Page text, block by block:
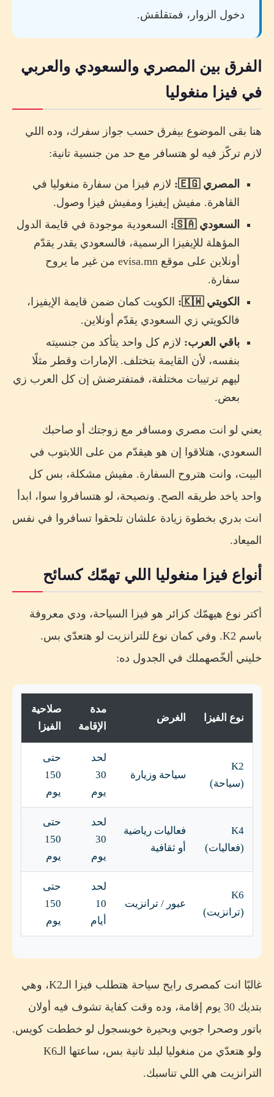
دخول الزوار، فمتقلقش.
الفرق بين المصري والسعودي والعربي
في فيزا منغوليا
هنا بقى الموضوع بيفرق حسب جواز سفرك، وده اللي
لازم تركّز فيه لو هتسافر مع حد من جنسية تانية:
المصري 🇪🇬:
لازم فيزا من سفارة منغوليا في
القاهرة. مفيش إيفيزا ومفيش فيزا وصول.
السعودي 🇸🇦:
السعودية موجودة في قايمة الدول
المؤهلة للإيفيزا الرسمية، فالسعودي يقدر يقدّم
أونلاين على موقع evisa.mn من غير ما يروح
سفارة.
الكويتي 🇰🇼:
الكويت كمان ضمن قايمة الإيفيزا،
فالكويتي زي السعودي يقدّم أونلاين.
باقي العرب: لازم كل واحد يتأكد من جنسيته
بنفسه، لأن القايمة بتختلف. الإمارات وقطر مثلًا
ليهم ترتيبات مختلفة، فمتفترضش إن كل العرب زي
بعض.
يعني لو انت مصري ومسافر مع زوجتك أو صاحبك
السعودي، هتلاقوا إن هو هيقدّم من على اللابتوب في
البيت، وانت هتروح السفارة. مفيش مشكلة، بس كل
واحد ياخد طريقه الصح. ونصيحة، لو هتسافروا سوا، ابدأ
انت بدري بخطوة زيادة علشان تلحقوا تسافروا في نفس
الميعاد.
أنواع فيزا منغوليا اللي تهمّك كسائح
أكتر نوع هيهمّك كزائر هو فيزا السياحة، ودي معروفة
باسم K2. وفي كمان نوع للترانزيت لو هتعدّي بس.
خليني ألخّصهملك في الجدول ده:
نوع الفيزا الغرض
مدة
الإقامة
صلاحية
الفيزا
K2
(سياحة)
سياحة وزيارة
لحد
30
يوم
حتى
150
يوم
K4
(فعاليات)
فعاليات رياضية
أو ثقافية
لحد
30
يوم
حتى
150
يوم
K6
(ترانزيت)
عبور / ترانزيت
لحد
10
أيام
حتى
150
يوم
غالبًا انت كمصرى رايح سياحة هتطلب فيزا الـK2، وهي
بتديك 30 يوم إقامة، وده وقت كفاية تشوف فيه أولان
باتور وصحرا جوبي وبحيرة خوبسجول لو خططت كويس.
ولو هتعدّي من منغوليا لبلد تانية بس، ساعتها الـK6
الترانزيت هي اللي تناسبك.